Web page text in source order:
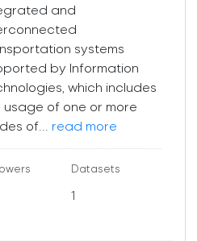
and
systems
by Information
which includes
usage of one or more
of... read more
Datasets
1